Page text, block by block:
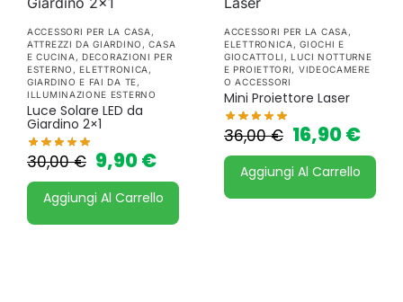
ACCESSORI PER LA CASA ,
ATTREZZI DA GIARDINO ,CASA
E CUCINA , DECORAZIONI PER
ESTERNO , ELETTRONICA ,
GIARDINO E FAI DA TE,
ILLUMINAZIONE ESTERNO
Luce Solare LED da
Giardino 2×1
30,00€ 9,90€
Aggiungi Al Carrello
ACCESSORI PER LA CASA ,
ELETTRONICA ,GIOCHI E
GIOCATTOLI , LUCI NOTTURNE
E PROIETTORI, VIDEOCAMERE
O ACCESSORI
Mini Proiettore Laser
36,00€ 16,90€
Aggiungi Al Carrello